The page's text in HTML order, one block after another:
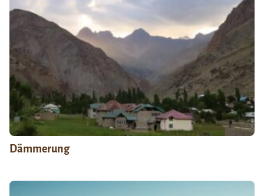
Dämmerung